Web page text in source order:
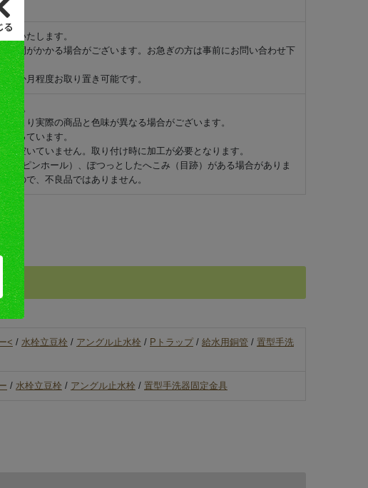
送いたします。
時間がかかる場合がございます。お急ぎの方は事前にお問い合わせ下
一か月程度お取り置き可能です。
い。
より実際の商品と色味が異なる場合がございます。
なっています。
は空いていません。取り付け時に加工が必要となります。
（ピンホール）、ぽつっとしたへこみ（目跡）がある場合がありま
すので、不良品ではありません。
< / 水栓立豆栓 / アングル止水栓 / Pトラップ/ 給水用銅管 / 置型手洗
/ 水栓立豆栓 / アングル止水栓 / 置型手洗器固定金具